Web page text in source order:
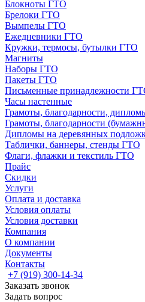
Блокноты ГТО
Брелоки ГТО
Вымпелы ГТО
Ежедневники ГТО
Кружки, термосы, бутылки ГТО
Магниты
Наборы ГТО
Пакеты ГТО
Письменные принадлежности
Часы настенные
Грамоты, благодарности,
Грамоты, благодарности
Дипломы на деревянных
Таблички, баннеры, стенды ГТО
Флаги, флажки и текстиль ГТО
Прайс
Скидки
Услуги
Оплата и доставка
Условия оплаты
Условия доставки
Компания
О компании
Документы
Контакты
+7 (919) 300-14-34
Заказать звонок
Задать вопрос